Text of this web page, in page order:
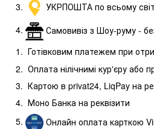
УКРПОШТА по всьому
Самовивіз з Шоу-руму -
Готівковим платежем при
Оплата нілічнимі кур'єру або
Картою в privat24, LiqPay на
Моно Банка на реквізити
Онлайн оплата карткою